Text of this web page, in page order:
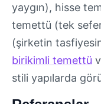
yaygın), hisse
temettü (tek
(şirketin
birikimli temettü
stili yapılarda